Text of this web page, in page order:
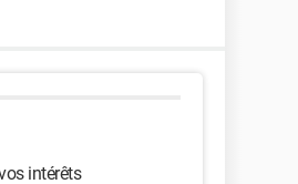
intérêts